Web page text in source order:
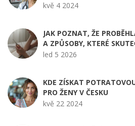
kvě 4 2024
JAK POZNAT, ŽE
A ZPŮSOBY, KTERÉ
led 5 2026
KDE ZÍSKAT
PRO ŽENY V ČESKU
kvě 22 2024